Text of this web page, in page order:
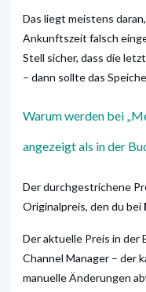
Das liegt meistens
Ankunftszeit falsch
Stell sicher, dass die
– dann sollte das
Warum werden bei
angezeigt als in der
Der durchgestrichene
Originalpreis, den du bei
Der aktuelle Preis in der
Channel Manager – der
manuelle Änderungen